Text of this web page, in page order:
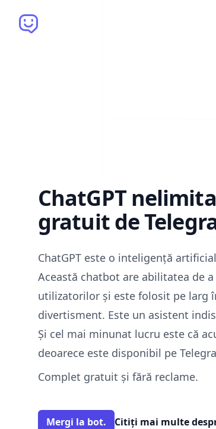
Brain Bot
ChatGPT
gratuit de
ChatGPT este o inteligență
Această chatbot are abilitatea de
utilizatorilor și este folosit pe larg
divertisment. Este un asistent
Și cel mai minunat lucru este că
deoarece este disponibil pe
Complet gratuit și fără reclame.
Mergi la bot. Citiți mai multe